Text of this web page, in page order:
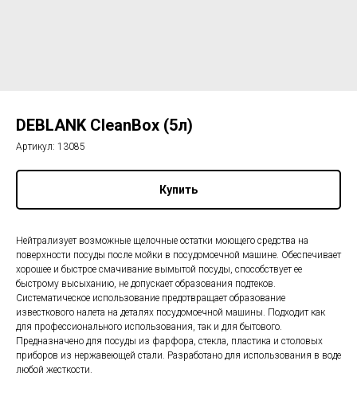
DEBLANK CleanBox (5л)
Артикул: 13085
Купить
Нейтрализует возможные щелочные остатки моющего средства на
поверхности посуды после мойки в посудомоечной машине. Обеспечивает
хорошее и быстрое смачивание вымытой посуды, способствует ее
быстрому высыханию, не допускает образования подтеков.
Систематическое использование предотвращает образование
известкового налета на деталях посудомоечной машины. Подходит как
для профессионального использования, так и для бытового.
Предназначено для посуды из фарфора, стекла, пластика и столовых
приборов из нержавеющей стали. Разработано для использования в воде
любой жесткости.